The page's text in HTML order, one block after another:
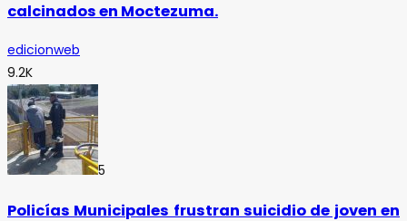
calcinados en Moctezuma.
edicionweb
9.2K
5
Policías Municipales frustran suicidio de joven en